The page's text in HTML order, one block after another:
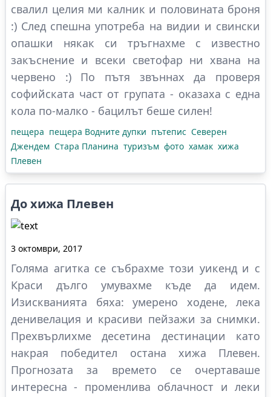
свалил целия ми калник и половината броня
:) След спешна употреба на видии и свински
опашки някак си тръгнахме с известно
закъснение и всеки светофар ни хвана на
червено :) По пътя звъннах да проверя
софийската част от групата - оказаха с една
кола по-малко - бацилът беше силен!
пещера пещера Водните дупки пътепис Северен
Джендем Стара Планина туризъм фото хамак хижа
Плевен
До хижа Плевен
3 октомври, 2017
Голяма агитка се събрахме този уикенд и с
Краси дълго умувахме къде да идем.
Изискванията бяха: умерено ходене, лека
денивелация и красиви пейзажи за снимки.
Прехвърлихме десетина дестинации като
накрая победител остана хижа Плевен.
Прогнозата за времето се очертаваше
интересна - променлива облачност и леки